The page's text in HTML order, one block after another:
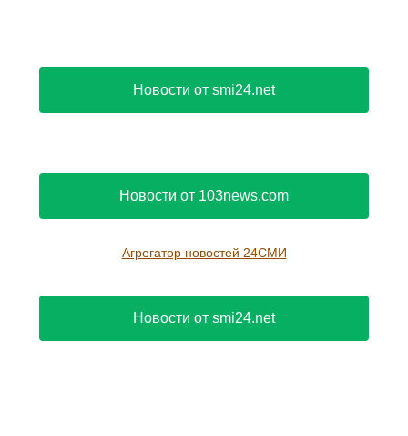
Новости от smi24.net
Новости от 103news.com
Агрегатор новостей 24СМИ
Новости от smi24.net